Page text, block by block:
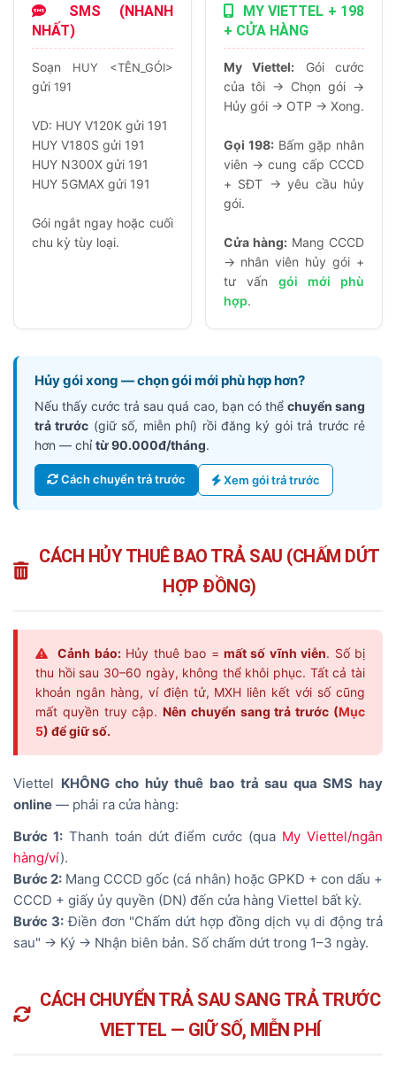
SMS (NHANH
NHẤT)
Soạn HUY <TÊN_GÓI>
gửi 191
VD: HUY V120K gửi 191
HUY V180S gửi 191
HUY N300X gửi 191
HUY 5GMAX gửi 191
Gói ngắt ngay hoặc cuối
chu kỳ tùy loại.
MY VIETTEL + 198
+ CỬA HÀNG
My Viettel: Gói cước
của tôi → Chọn gói →
Hủy gói → OTP → Xong.
Gọi 198:Bấm gặp nhân
viên → cung cấp CCCD
+ SĐT → yêu cầu hủy
gói.
Cửa hàng:Mang CCCD
→ nhân viên hủy gói +
tư vấn gói mới phù
hợp.
Hủy gói xong — chọn gói mới phù hợp hơn?
Nếu thấy cước trả sau quá cao, bạn có thể chuyển sang
trả trước (giữ số, miễn phí) rồi đăng ký gói trả trước rẻ
hơn — chỉ từ 90.000đ/tháng.
Cách chuyển trả trước Xem gói trả trước
CÁCH HỦY THUÊ BAO TRẢ SAU (CHẤM DỨT
HỢP ĐỒNG)
Cảnh báo:Hủy thuê bao = mất số vĩnh viễn. Số bị
thu hồi sau 30–60 ngày, không thể khôi phục. Tất cả tài
khoản ngân hàng, ví điện tử, MXH liên kết với số cũng
mất quyền truy cập.Nên chuyển sang trả trước (Mục
5) để giữ số.
Viettel KHÔNG cho hủy thuê bao trả sau qua SMS hay
online — phải ra cửa hàng:
Bước 1:Thanh toán dứt điểm cước (qua My Viettel/ngân
hàng/ví).
Bước 2: Mang CCCD gốc (cá nhân) hoặc GPKD + con dấu +
CCCD + giấy ủy quyền (DN) đến cửa hàng Viettel bất kỳ.
Bước 3:Điền đơn "Chấm dứt hợp đồng dịch vụ di động trả
sau" → Ký → Nhận biên bản. Số chấm dứt trong 1–3 ngày.
CÁCH CHUYỂN TRẢ SAU SANG TRẢ TRƯỚC
VIETTEL — GIỮ SỐ, MIỄN PHÍ